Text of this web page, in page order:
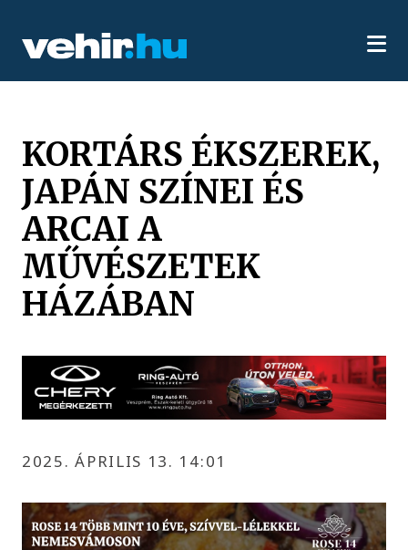
KORTÁRS ÉKSZEREK,
JAPÁN SZÍNEI ÉS
ARCAI A
MŰVÉSZETEK
HÁZÁBAN
2025. ÁPRILIS 13. 14:01